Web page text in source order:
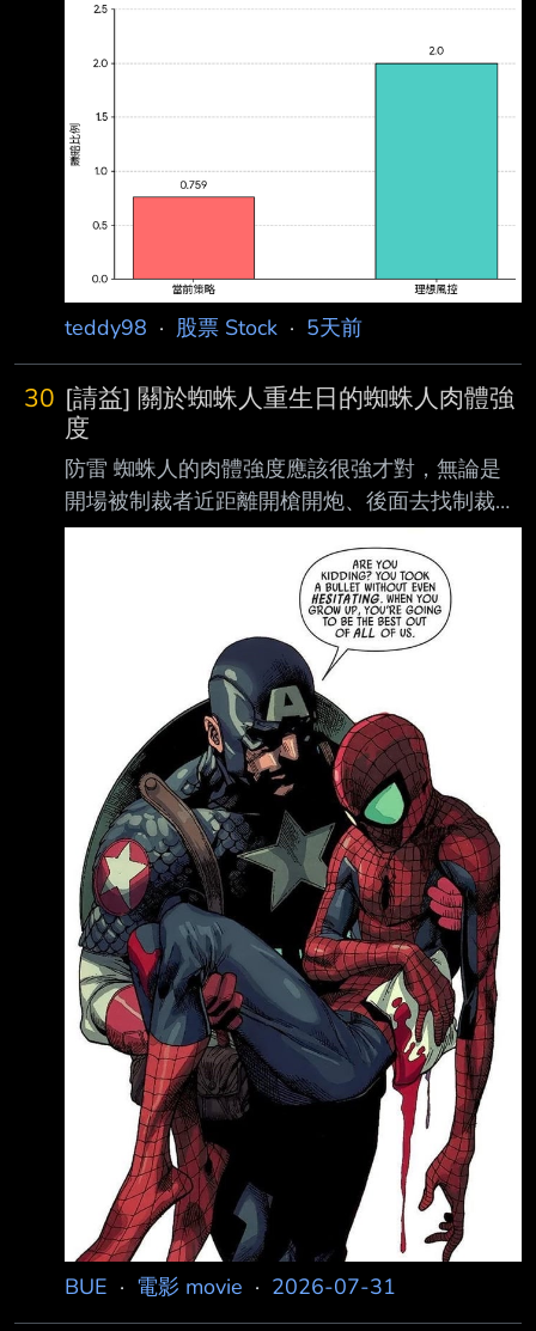
理，很容易陷入賺小賠大的陷阱。 上週五趁反
彈幫家人平倉掉台積電 但是被一個自稱是＂長
捉高低點進出的啦！自以為股神哦？ 下週一漲
上去，今天的低點你也買不回來了。」 我嗤之
以鼻，不回答。 投資其實就是用數學做好風控
teddy98 · 股票 Stock · 5天前
30 [請益] 關於蜘蛛人重生日的蜘蛛人肉體強
度
防雷 蜘蛛人的肉體強度應該很強才對，無論是
開場被制裁者近距離開槍開炮、後面去找制裁者
時 扛砸下來的機關，更不要說後來被真浩克狂
扁，都沒中傷。 但怎麼最後蜘蛛能力升級後，
都可以硬扛手和會的武器，最後竟然會被制裁者
的狙擊槍打到 重傷要送醫院？這強度設定是不
是不合理？@@ --
BUE · 電影 movie · 2026-07-31